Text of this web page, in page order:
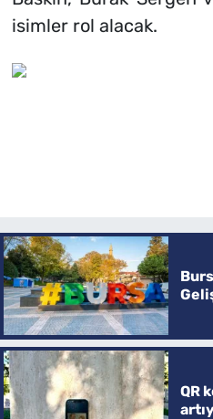
isimler rol alacak.
QR